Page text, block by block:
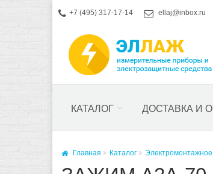
+7 (495) 317-17-14 ellaj@inbox.ru
КАТАЛОГ ДОСТАВКА И
Главная Каталог Электромонтажное